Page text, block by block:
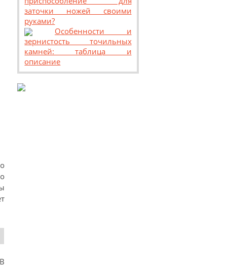
заточки ножей своими
руками?
Особенности и
зернистость точильных
камней: таблица и
описание